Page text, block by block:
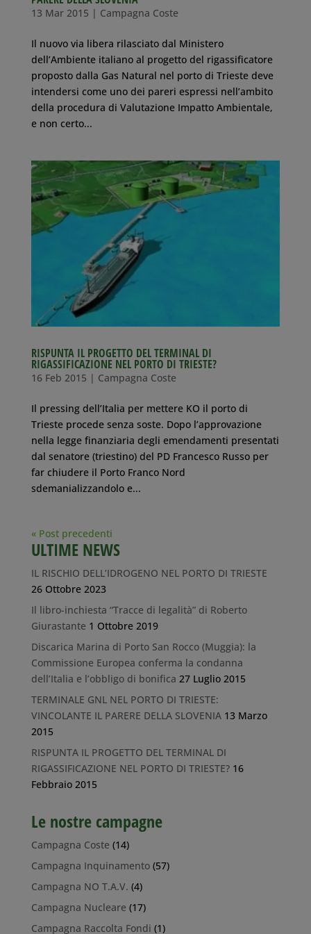
13 Mar 2015 | Campagna Coste
Il nuovo via libera rilasciato dal Ministero
dell’Ambiente italiano al progetto del rigassificatore
proposto dalla Gas Natural nel porto di Trieste deve
intendersi come uno dei pareri espressi nell’ambito
della procedura di Valutazione Impatto Ambientale,
e non certo...
RISPUNTA IL PROGETTO DEL TERMINAL DI
RIGASSIFICAZIONE NEL PORTO DI TRIESTE?
16 Feb 2015 | Campagna Coste
Il pressing dell’Italia per mettere KO il porto di
Trieste procede senza soste. Dopo l’approvazione
nella legge finanziaria degli emendamenti presentati
dal senatore (triestino) del PD Francesco Russo per
far chiudere il Porto Franco Nord
sdemanializzandolo e...
« Post precedenti
ULTIME NEWS
IL RISCHIO DELL’IDROGENO NEL PORTO DI TRIESTE
26 Ottobre 2023
Il libro-inchiesta “Tracce di legalità” di Roberto
Giurastante 1 Ottobre 2019
Discarica Marina di Porto San Rocco (Muggia): la
Commissione Europea conferma la condanna
dell’Italia e l’obbligo di bonifica 27 Luglio 2015
TERMINALE GNL NEL PORTO DI TRIESTE:
VINCOLANTE IL PARERE DELLA SLOVENIA 13 Marzo
2015
RISPUNTA IL PROGETTO DEL TERMINAL DI
RIGASSIFICAZIONE NEL PORTO DI TRIESTE? 16
Febbraio 2015
Le nostre campagne
Campagna Coste (14)
Campagna Inquinamento(57)
Campagna NO T.A.V. (4)
Campagna Nucleare (17)
Campagna Raccolta Fondi (1)